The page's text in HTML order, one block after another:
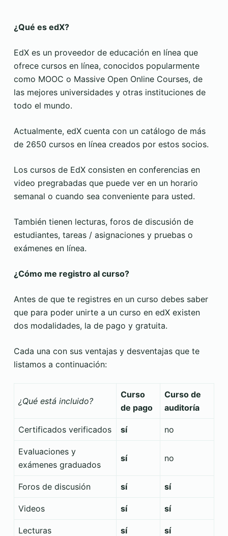
¿Qué es edX?
EdX es un proveedor de educación en línea que
ofrece cursos en línea, conocidos popularmente
como MOOC o Massive Open Online Courses, de
las mejores universidades y otras instituciones de
todo el mundo.
Actualmente, edX cuenta con un catálogo de más
de 2650 cursos en línea creados por estos socios.
Los cursos de EdX consisten en conferencias en
video pregrabadas que puede ver en un horario
semanal o cuando sea conveniente para usted.
También tienen lecturas, foros de discusión de
estudiantes, tareas / asignaciones y pruebas o
exámenes en línea.
¿Cómo me registro al curso?
Antes de que te registres en un curso debes saber
que para poder unirte a un curso en edX existen
dos modalidades, la de pago y gratuita.
Cada una con sus ventajas y desventajas que te
listamos a continuación:
¿Qué está incluido?
Curso
de pago
Curso de
auditoría
Certificados verificados sí no
Evaluaciones y
exámenes graduados
sí no
Foros de discusión sí sí
Videos sí sí
Lecturas sí sí